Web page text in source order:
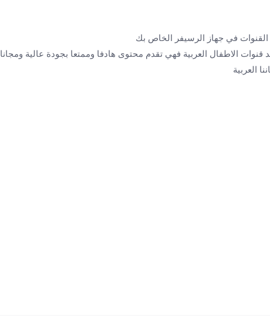
الاطفال العربية فهي تقدم محتوى هادفا وممتعا بجودة عالية ومجانا
العربية